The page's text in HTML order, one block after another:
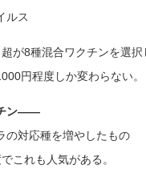
ルス
が8種混合ワクチンを選択
円程度しか変わらない。
チン――
の対応種を増やしたもの
これも人気がある。